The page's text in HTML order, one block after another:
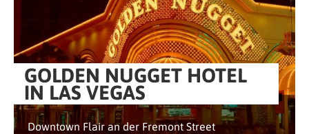
GOLDEN NUGGET HOTEL
IN LAS VEGAS
Downtown Flair an der Fremont Street